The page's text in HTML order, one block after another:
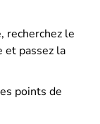
recherchez le
et passez la
points de